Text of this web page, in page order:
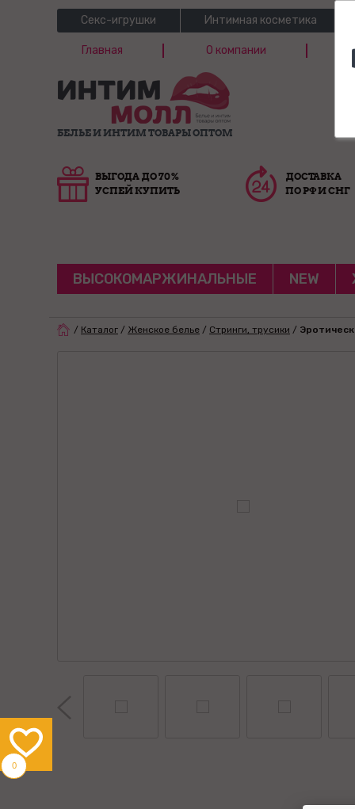
Секс-игрушки Интимная косметика
Главная О компании
БЕЛЬЕ И ИНТИМ ТОВАРЫ ОПТОМ
ВЫГОДА ДО 70%
УСПЕЙ КУПИТЬ
ДОСТАВКА
ПО РФ И СНГ
ВЫСОКОМАРЖИНАЛЬНЫЕ NEW
/ Каталог / Женское белье / Стринги, трусики /
0